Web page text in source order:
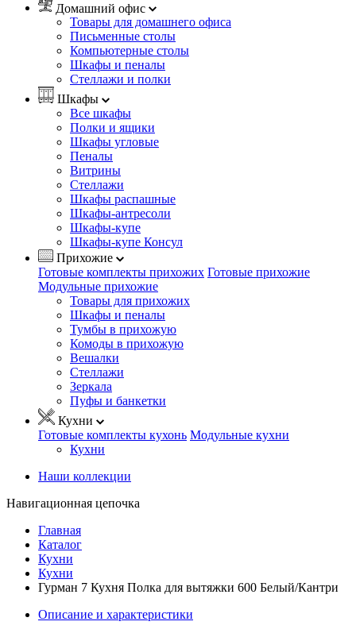
Домашний офис
Товары для домашнего офиса
Письменные столы
Компьютерные столы
Шкафы и пеналы
Стеллажи и полки
Шкафы
Все шкафы
Полки и ящики
Шкафы угловые
Пеналы
Витрины
Стеллажи
Шкафы распашные
Шкафы-антресоли
Шкафы-купе
Шкафы-купе Консул
Прихожие
Готовые комплекты прихожих Готовые прихожие
Модульные прихожие
Товары для прихожих
Шкафы и пеналы
Тумбы в прихожую
Комоды в прихожую
Вешалки
Стеллажи
Зеркала
Пуфы и банкетки
Кухни
Готовые комплекты кухонь Модульные кухни
Кухни
Наши коллекции
Навигационная цепочка
Главная
Каталог
Кухни
Кухни
Гурман 7 Кухня Полка для вытяжки 600 Белый/Кантри
Описание и характеристики